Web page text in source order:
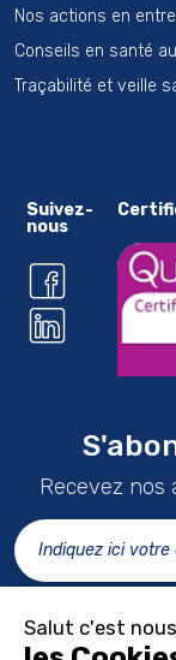
Nos actions en
Conseils en santé
Traçabilité et veille
Suivez-
nous
Recevez nos